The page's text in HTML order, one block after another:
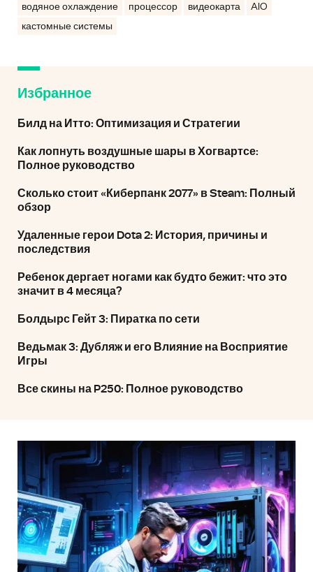
водяное охлаждение процессор видеокарта
AIO
кастомные системы
Избранное
Билд на Итто: Оптимизация и Стратегии
Как лопнуть воздушные шары в Хогвартсе:
Полное руководство
Сколько стоит «Киберпанк 2077» в Steam: Полный
обзор
Удаленные герои Dota 2: История, причины и
последствия
Ребенок дергает ногами как будто бежит: что это
значит в 4 месяца?
Болдырс Гейт 3: Пиратка по сети
Ведьмак 3: Дубляж и его Влияние на Восприятие
Игры
Все скины на P250: Полное руководство